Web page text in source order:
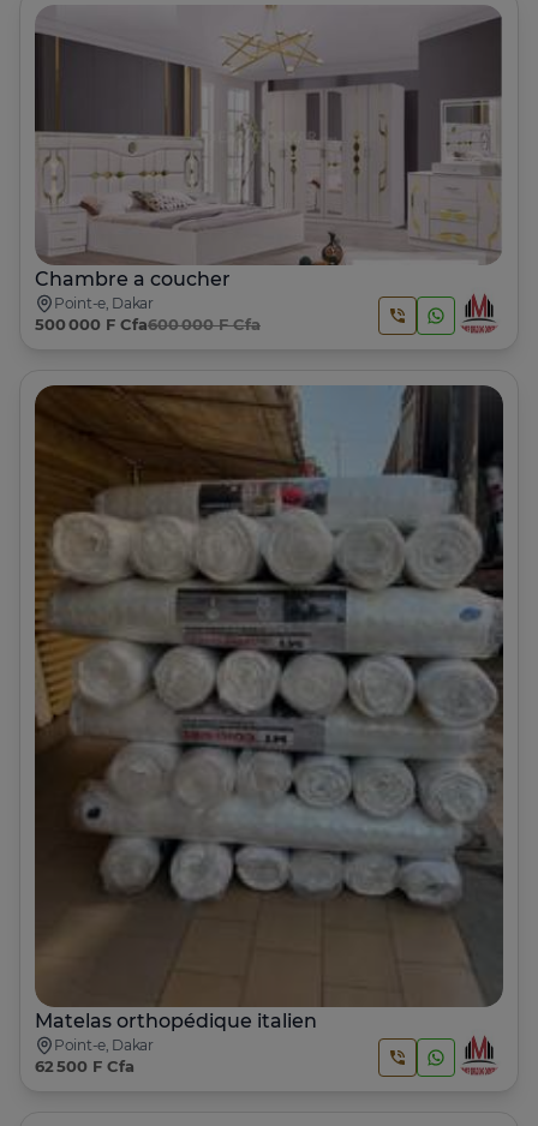
Chambre a coucher
Point-e, Dakar
500 000 F Cfa600 000 F Cfa
Matelas orthopédique italien
Point-e, Dakar
62 500 F Cfa